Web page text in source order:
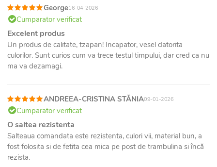
George16-04-2026
Cumparator verificat
Excelent produs
Un produs de calitate, tzapan! Incapator, vesel datorita
culorilor. Sunt curios cum va trece testul timpului, dar cred ca nu
ma va dezamagi.
ANDREEA-CRISTINA STĂNIA09-01-2026
Cumparator verificat
O saltea rezistenta
Salteaua comandata este rezistenta, culori vii, material bun, a
fost folosita si de fetita cea mica pe post de trambulina si încă
rezista.